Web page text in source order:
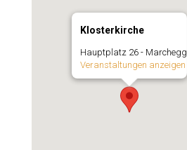
Klosterkirche
Hauptplatz 26 - Marchegg
Veranstaltungen anzeigen